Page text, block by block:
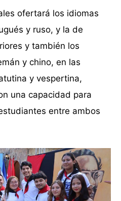
ofertará los idiomas
y ruso, y la de
y también los
y chino, en las
y vespertina,
una capacidad para
entre ambos